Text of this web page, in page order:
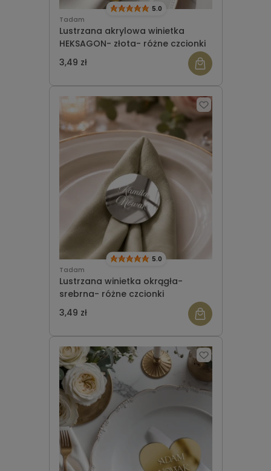
Tadam
Lustrzana akrylowa winietka
HEKSAGON- złota- różne czcionki
5.0
3,49 zł
Tadam
Lustrzana winietka okrągła-
srebrna- różne czcionki
5.0
3,49 zł